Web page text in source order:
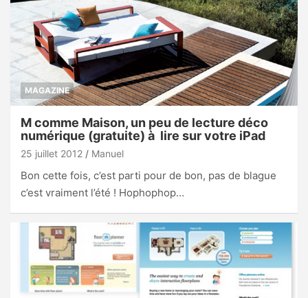
MAGAZINE
M comme Maison, un peu de lecture déco
numérique (gratuite) à lire sur votre iPad
25 juillet 2012 Manuel
Bon cette fois, c’est parti pour de bon, pas de blague
c’est vraiment l’été ! Hophophop…